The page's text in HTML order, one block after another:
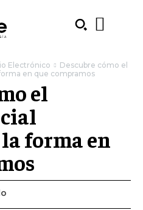
Electrónico
Descubre cómo el
en que compramos
el
forma en